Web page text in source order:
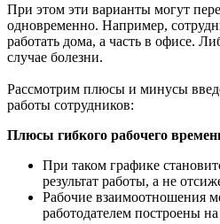
При этом эти варианты могут
одновременно. Например,
работать дома, а часть в офисе.
случае болезни.
Рассмотрим плюсы и минусы
работы сотрудников:
Плюсы гибкого рабочего
При таком графике
результат работы, а не
Рабочие взаимоотношения
работодателем построены